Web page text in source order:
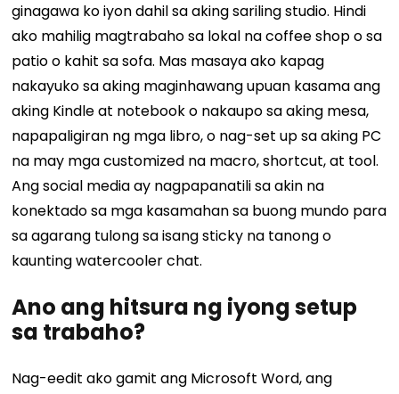
ginagawa ko iyon dahil sa aking sariling studio. Hindi
ako mahilig magtrabaho sa lokal na coffee shop o sa
patio o kahit sa sofa. Mas masaya ako kapag
nakayuko sa aking maginhawang upuan kasama ang
aking Kindle at notebook o nakaupo sa aking mesa,
napapaligiran ng mga libro, o nag-set up sa aking PC
na may mga customized na macro, shortcut, at tool.
Ang social media ay nagpapanatili sa akin na
konektado sa mga kasamahan sa buong mundo para
sa agarang tulong sa isang sticky na tanong o
kaunting watercooler chat.
Ano ang hitsura ng iyong setup
sa trabaho?
Nag-eedit ako gamit ang Microsoft Word, ang